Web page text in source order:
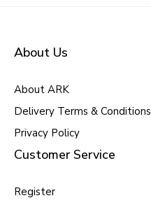
About Us
About ARK
Delivery Terms & Conditions
Privacy Policy
Customer Service
Register